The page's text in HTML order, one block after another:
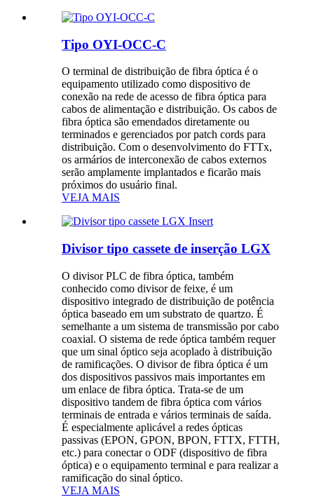
Tipo OYI-OCC-C
O terminal de distribuição de fibra óptica é o
equipamento utilizado como dispositivo de
conexão na rede de acesso de fibra óptica para
cabos de alimentação e distribuição. Os cabos de
fibra óptica são emendados diretamente ou
terminados e gerenciados por patch cords para
distribuição. Com o desenvolvimento do FTTx,
os armários de interconexão de cabos externos
serão amplamente implantados e ficarão mais
próximos do usuário final.
VEJA MAIS
Divisor tipo cassete de inserção LGX
O divisor PLC de fibra óptica, também
conhecido como divisor de feixe, é um
dispositivo integrado de distribuição de potência
óptica baseado em um substrato de quartzo. É
semelhante a um sistema de transmissão por cabo
coaxial. O sistema de rede óptica também requer
que um sinal óptico seja acoplado à distribuição
de ramificações. O divisor de fibra óptica é um
dos dispositivos passivos mais importantes em
um enlace de fibra óptica. Trata-se de um
dispositivo tandem de fibra óptica com vários
terminais de entrada e vários terminais de saída.
É especialmente aplicável a redes ópticas
passivas (EPON, GPON, BPON, FTTX, FTTH,
etc.) para conectar o ODF (dispositivo de fibra
óptica) e o equipamento terminal e para realizar a
ramificação do sinal óptico.
VEJA MAIS